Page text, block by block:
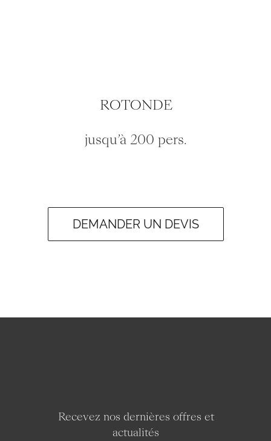
ROTONDE
jusqu’à 200 pers.
DEMANDER UN DEVIS
Recevez nos dernières offres et
actualités